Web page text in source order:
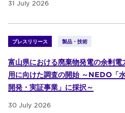
31 July 2026
プレスリリース 製品・技術
富山県における廃棄物発電の余剰
用に向けた調査の開始 ～NEDO「
開発・実証事業」に採択～
30 July 2026